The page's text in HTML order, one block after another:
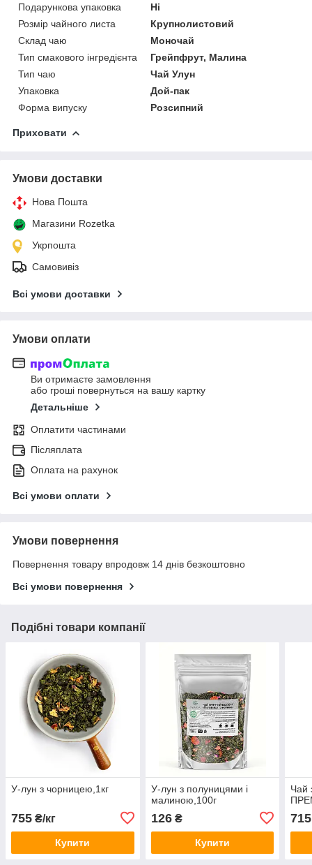
Подарункова упаковка
Ні
Розмір чайного листа
Крупнолистовий
Склад чаю
Моночай
Тип смакового інгредієнта
Грейпфрут, Малина
Тип чаю
Чай Улун
Упаковка
Дой-пак
Форма випуску
Розсипний
Приховати
Умови доставки
Нова Пошта
Магазини Rozetka
Укрпошта
Самовивіз
Всі умови доставки
Умови оплати
Ви отримаєте замовлення
або гроші повернуться на вашу картку
Детальніше
Оплатити частинами
Післяплата
Оплата на рахунок
Всі умови оплати
Умови повернення
Повернення товару впродовж 14 днів безкоштовно
Всі умови повернення
Подібні товари компанії
У-лун з чорницею,1кг
755 ₴/кг
Купити
У-лун з полуницями і
малиною,100г
126₴
Купити
Чай
715